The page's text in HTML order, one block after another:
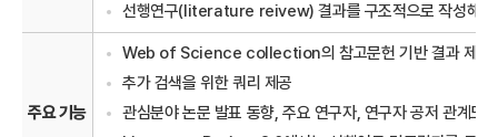
선행연구(literature reivew) 결과를 구조적으로 작성해주
주요 기능
Web of Science collection의 참고문헌 기반 결과 제공
추가 검색을 위한 쿼리 제공
관심분야 논문 발표 동향, 주요 연구자, 연구자 공저 관계도